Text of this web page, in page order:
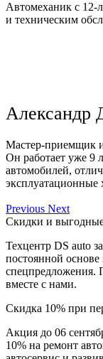
Автомеханик с 12-
и техническим
Александр
Мастер-приемщик
Он работает уже 9
автомобилей,
эксплуатационные
Previous Next
Скидки и
Техцентр DS auto
постоянной
спецпредложения.
вместе с нами.
Скидка 10% при
Акция до 06
10% на ремонт